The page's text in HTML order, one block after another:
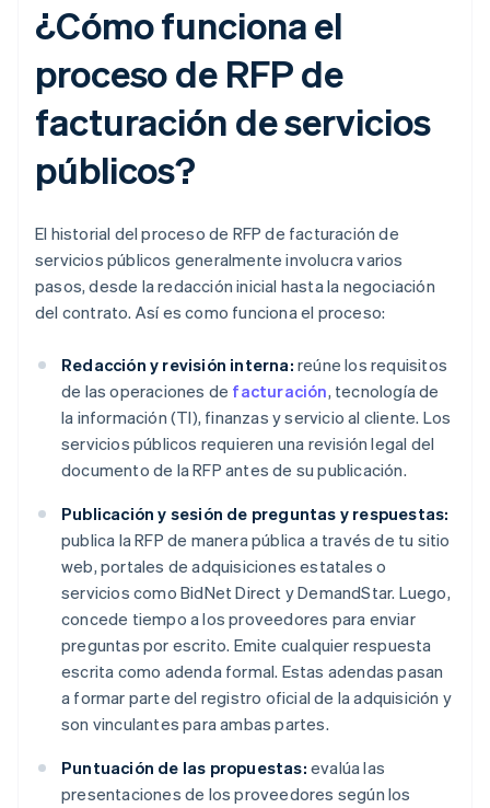
¿Cómo funciona el
proceso de RFP de
facturación de servicios
públicos?
El historial del proceso de RFP de facturación de
servicios públicos generalmente involucra varios
pasos, desde la redacción inicial hasta la negociación
del contrato. Así es como funciona el proceso:
Redacción y revisión interna: reúne los requisitos
de las operaciones de facturación, tecnología de
la información (TI), finanzas y servicio al cliente. Los
servicios públicos requieren una revisión legal del
documento de la RFP antes de su publicación.
Publicación y sesión de preguntas y respuestas:
publica la RFP de manera pública a través de tu sitio
web, portales de adquisiciones estatales o
servicios como BidNet Direct y DemandStar. Luego,
concede tiempo a los proveedores para enviar
preguntas por escrito. Emite cualquier respuesta
escrita como adenda formal. Estas adendas pasan
a formar parte del registro oficial de la adquisición y
son vinculantes para ambas partes.
Puntuación de las propuestas: evalúa las
presentaciones de los proveedores según los